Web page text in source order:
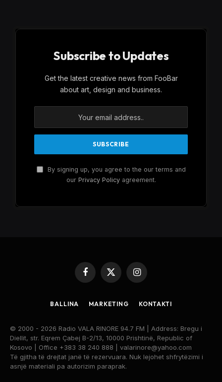
Subscribe to Updates
Get the latest creative news from FooBar
about art, design and business.
By signing up, you agree to the our terms and
our Privacy Policyagreement.
Facebook
X
Instagram
BALLINA MARKETING KONTAKTI
© 2000 - 2026 Radio VALA RINORE 94.7 FM | Address: Bregu i
Diellit, str. Eqrem Çabej B-2/13, 10000 Prishtinë, Republic of
Kosovo | Office +383 38 240 888 | valarinore@yahoo.com
Të gjitha të drejtat janë të rezervuara. Nuk lejohet shfrytëzimi i
asnjë materiali pa autorizim paraprak.